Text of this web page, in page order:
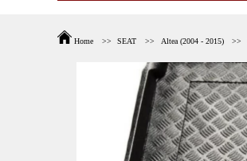
Home SEAT Altea (2004 - 2015)